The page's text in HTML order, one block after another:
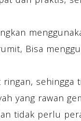
Bisa
yang rawan
tidak perlu